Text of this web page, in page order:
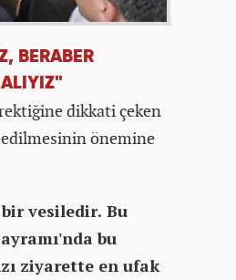
BERABER
dikkati çeken
önemine
vesiledir. Bu
bu
ziyarette en ufak